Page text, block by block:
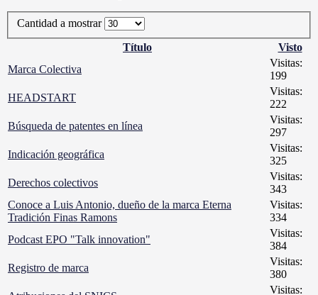
Cantidad a mostrar
Título
Visto
Marca Colectiva
Visitas:
199
HEADSTART
Visitas:
222
Búsqueda de patentes en línea
Visitas:
297
Indicación geográfica
Visitas:
325
Derechos colectivos
Visitas:
343
Conoce a Luis Antonio, dueño de la marca Eterna
Tradición Finas Ramons
Visitas:
334
Podcast EPO "Talk innovation"
Visitas:
384
Registro de marca
Visitas:
380
Visitas: